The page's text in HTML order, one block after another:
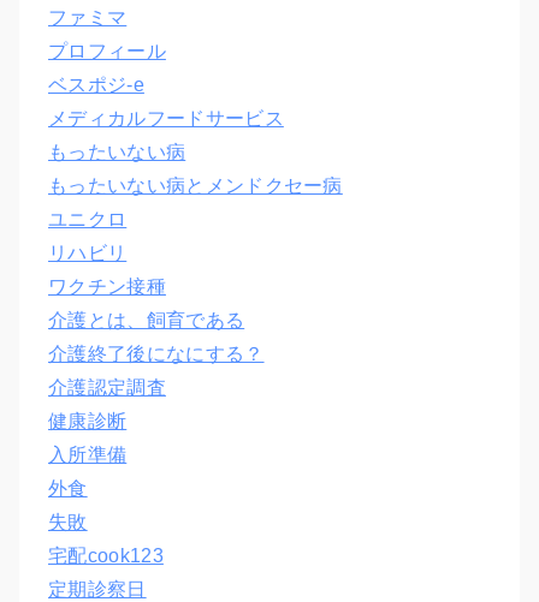
ファミマ
プロフィール
ベスポジ-e
メディカルフードサービス
もったいない病
もったいない病とメンドクセー病
ユニクロ
リハビリ
ワクチン接種
介護とは、飼育である
介護終了後になにする？
介護認定調査
健康診断
入所準備
外食
失敗
宅配cook123
定期診察日